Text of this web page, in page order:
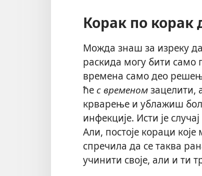
Корак по корак
Можда знаш за изреку
раскида могу бити само
времена само део
ћес временомзацелити,
крварење и ублажиш
инфекције. Исти је
Али, постоје кораци
спречила да се таква
учинити своје, али и ти